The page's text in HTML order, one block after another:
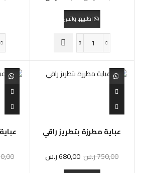
اطلبيها واتس
عباية مطرزة بتطريز راقي
750,00ر.س 680,00ر.س